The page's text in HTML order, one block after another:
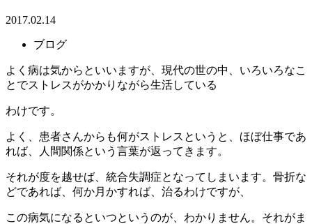
2017.02.14
ブログ
よく病は気からといいますが、現代の世の中、いろいろなこ
とでストレスがかかりながら生活している
わけです。
よく、患者さんからも何がストレスというと、ほぼ仕事であ
れば、人間関係という言葉が返ってきます。
それが度を越せば、統合失調症となってしまいます。骨折な
どであれば、何か月かすれば、治るわけですが、
この病気になるといつというのが、わかりません。それがま